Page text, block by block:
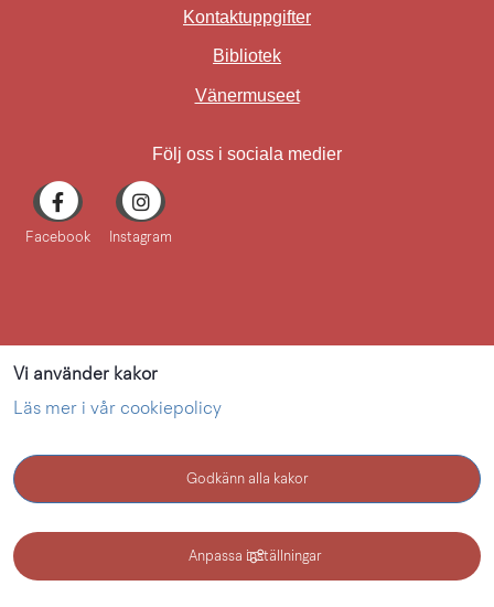
Vi använder kakor
Läs mer i vår cookiepolicy
Godkänn alla kakor
Anpassa inställningar
Kontaktuppgifter
Bibliotek
VänermuseetLänk till annan
Följ oss i sociala medier
Facebook Instagram
Kultur i Lidköping - en webbplats inom Lidköping kommun